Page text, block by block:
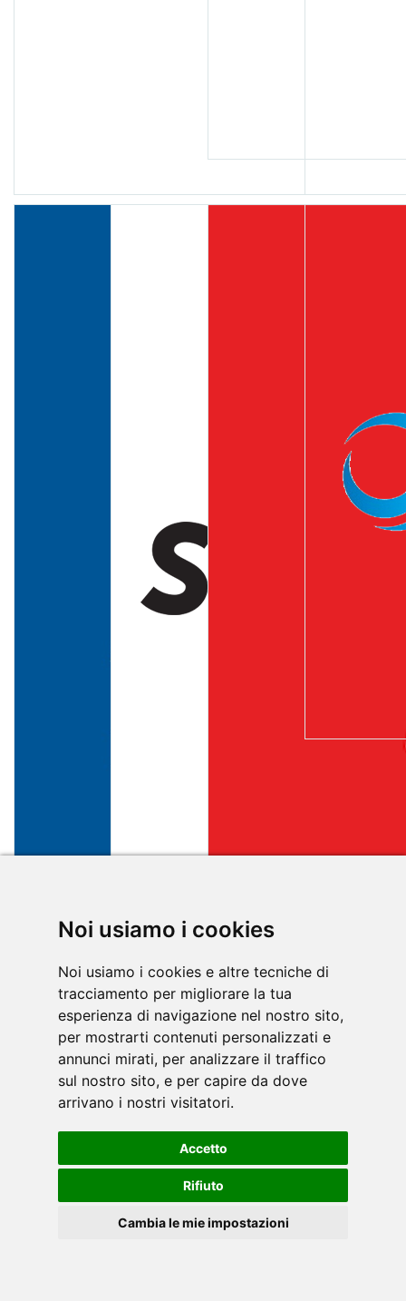
Noi usiamo i cookies
Noi usiamo i cookies e altre tecniche di
tracciamento per migliorare la tua
esperienza di navigazione nel nostro sito,
per mostrarti contenuti personalizzati e
annunci mirati, per analizzare il traffico
sul nostro sito, e per capire da dove
arrivano i nostri visitatori.
Accetto
Rifiuto
Cambia le mie impostazioni